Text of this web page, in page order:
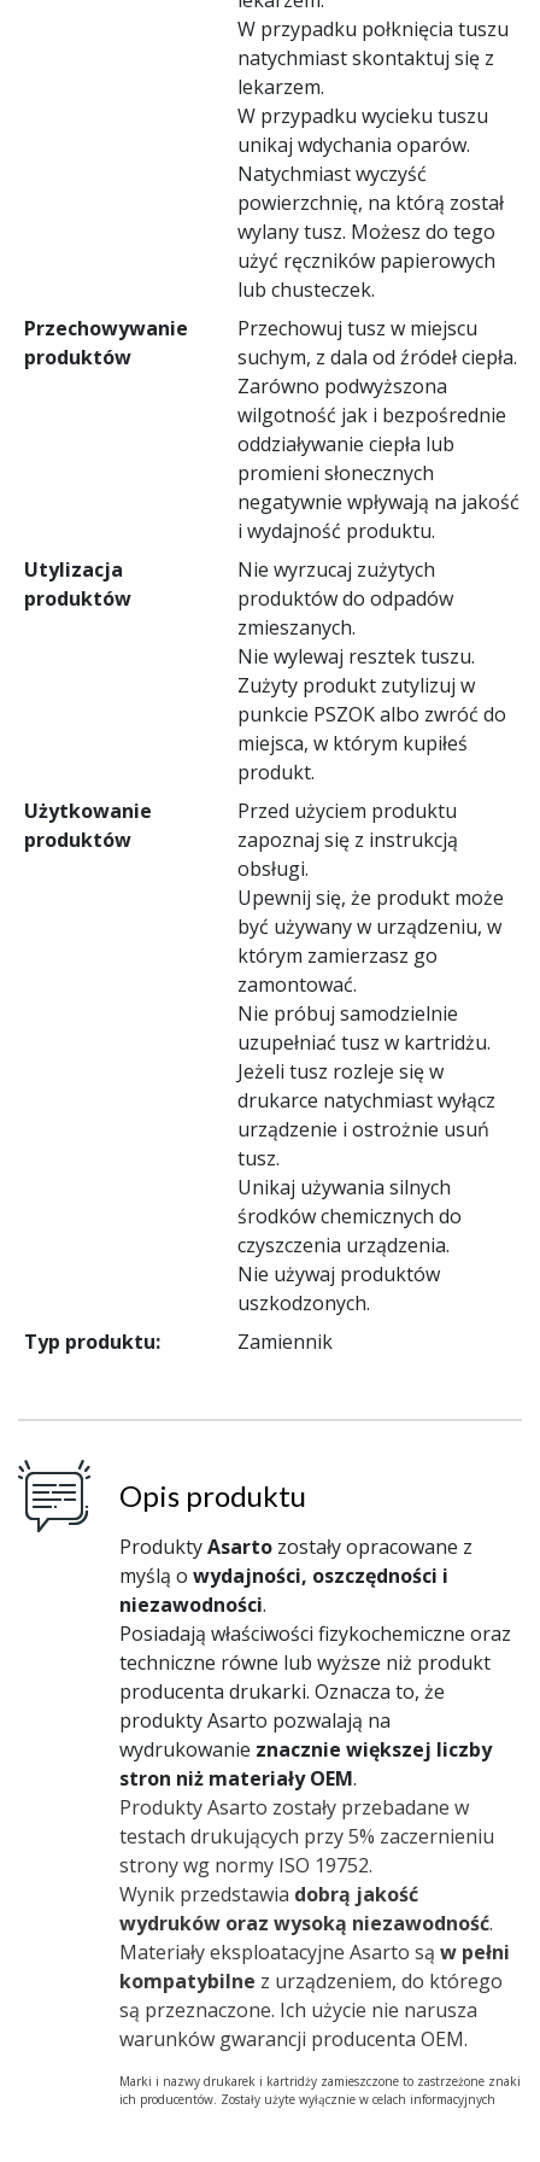
W przypadku połknięcia tuszu
natychmiast skontaktuj się z
lekarzem.
W przypadku wycieku tuszu
unikaj wdychania oparów.
Natychmiast wyczyść
powierzchnię, na którą został
wylany tusz. Możesz do tego
użyć ręczników papierowych
lub chusteczek.
Przechowywanie
produktów
Przechowuj tusz w miejscu
suchym, z dala od źródeł ciepła.
Zarówno podwyższona
wilgotność jak i bezpośrednie
oddziaływanie ciepła lub
promieni słonecznych
negatywnie wpływają na jakość
i wydajność produktu.
Utylizacja
produktów
Nie wyrzucaj zużytych
produktów do odpadów
zmieszanych.
Nie wylewaj resztek tuszu.
Zużyty produkt zutylizuj w
punkcie PSZOK albo zwróć do
miejsca, w którym kupiłeś
produkt.
Użytkowanie
produktów
Przed użyciem produktu
zapoznaj się z instrukcją
obsługi.
Upewnij się, że produkt może
być używany w urządzeniu, w
którym zamierzasz go
zamontować.
Nie próbuj samodzielnie
uzupełniać tusz w kartridżu.
Jeżeli tusz rozleje się w
drukarce natychmiast wyłącz
urządzenie i ostrożnie usuń
tusz.
Unikaj używania silnych
środków chemicznych do
czyszczenia urządzenia.
Nie używaj produktów
uszkodzonych.
Typ produktu:
Zamiennik
Opis produktu
ProduktyAsarto zostały opracowane z
myślą o wydajności, oszczędności i
niezawodności.
Posiadają właściwości fizykochemiczne oraz
techniczne równe lub wyższe niż produkt
producenta drukarki. Oznacza to, że
produkty Asarto pozwalają na
wydrukowanie znacznie większej liczby
stron niż materiały OEM.
Produkty Asarto zostały przebadane w
testach drukujących przy 5% zaczernieniu
strony wg normy ISO 19752.
Wynik przedstawia dobrą jakość
wydruków oraz wysoką niezawodność.
Materiały eksploatacyjne Asarto są w pełni
kompatybilne z urządzeniem, do którego
są przeznaczone. Ich użycie nie narusza
warunków gwarancji producenta OEM.
Marki i nazwy drukarek i kartridży zamieszczone to zastrzeżone znaki
ich producentów. Zostały użyte wyłącznie w celach informacyjnych